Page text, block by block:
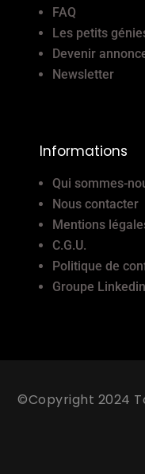
FAQ
Les petits
Devenir
Newsletter
Informations
Qui sommes-
Nous contacter
Mentions
C.G.U.
Politique de
Groupe Linkedin
©Copyright 2024